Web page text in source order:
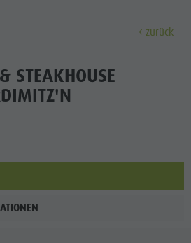
Alle Events
zurück
STEAKHOUSE